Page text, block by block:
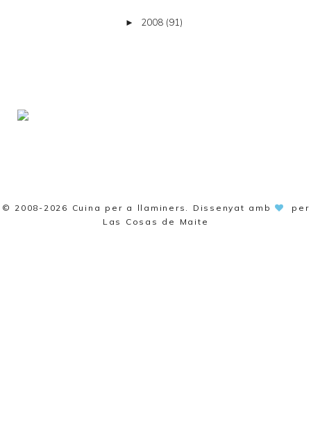
► 2008 (91)
© 2008-2026 Cuina per a llaminers . Dissenyat amb
per
Las Cosas de Maite